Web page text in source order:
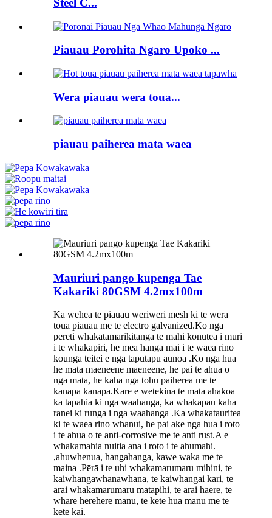
Steel C...
Piauau Porohita Ngaro Upoko ...
Wera piauau wera toua...
piauau paiherea mata waea
Mauriuri pango kupenga Tae
Kakariki 80GSM 4.2mx100m
Ka wehea te piauau weriweri mesh ki te wera
toua piauau me te electro galvanized.Ko nga
pereti whakatamarikitanga te mahi konutea i muri
i te whakapiri, he mea hanga mai i te waea rino
kounga teitei e nga taputapu aunoa .Ko nga hua
he mata maeneene maeneene, he pai te ahua o
nga mata, he kaha nga tohu paiherea me te
kanapa kanapa.Kare e wetekina te mata ahakoa
ka tapahia ki nga waahanga, ka whakapau kaha
ranei ki runga i nga waahanga .Ka whakatauritea
ki te waea rino whanui, he pai ake nga hua i roto
i te ahua o te anti-corrosive me te anti rust.A e
whakamahia nuitia ana i roto i te ahumahi.
,ahuwhenua, hangahanga, kawe waka me te
maina .Pērā i te uhi whakamarumaru mihini, te
kaiwhangawhanawhana, te kaiwhangai kari, te
arai whakamarumaru matapihi, te arai haere, te
whare herehere manu, te kete hua manu me te
kete kai.